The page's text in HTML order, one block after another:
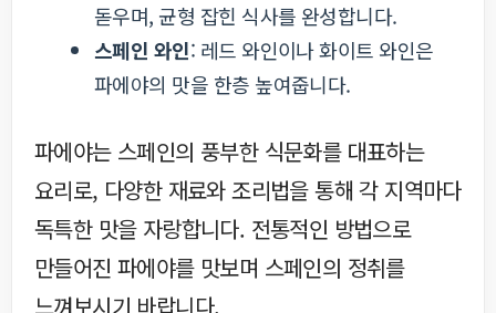
돋우며, 균형 잡힌 식사를 완성합니다.
스페인 와인: 레드 와인이나 화이트 와인은
파에야의 맛을 한층 높여줍니다.
파에야는 스페인의 풍부한 식문화를 대표하는
요리로, 다양한 재료와 조리법을 통해 각 지역마다
독특한 맛을 자랑합니다. 전통적인 방법으로
만들어진 파에야를 맛보며 스페인의 정취를
느껴보시기 바랍니다.